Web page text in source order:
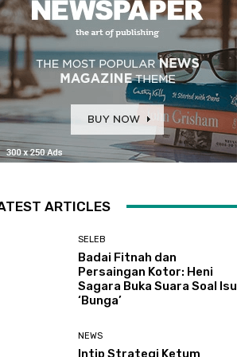
ARTICLES
SELEB
Badai Fitnah dan
Persaingan Kotor: Heni
Sagara Buka Suara Soal Isu
‘Bunga’
NEWS
Intip Strategi Ketum